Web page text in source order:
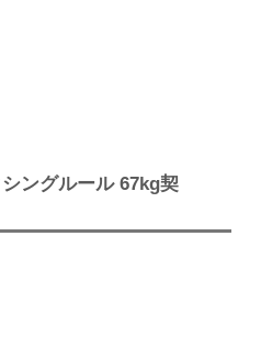
ングルール 67kg契